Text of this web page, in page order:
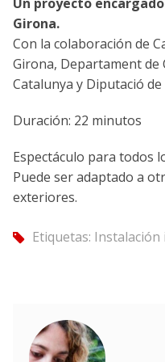
Girona.
Con la colaboración de
Girona, Departament de
Catalunya y Diputació de
Duración: 22 minutos
Espectáculo para todos
Puede ser adaptado a
exteriores.
tag Etiquetas: Instalación